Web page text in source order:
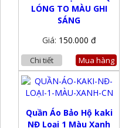
LÓNG TO MÀU GHI
SÁNG
Giá: 150.000 đ
Chi tiết Mua hàng
Quần Áo Bảo Hộ kaki
NĐ Loại 1 Màu Xanh